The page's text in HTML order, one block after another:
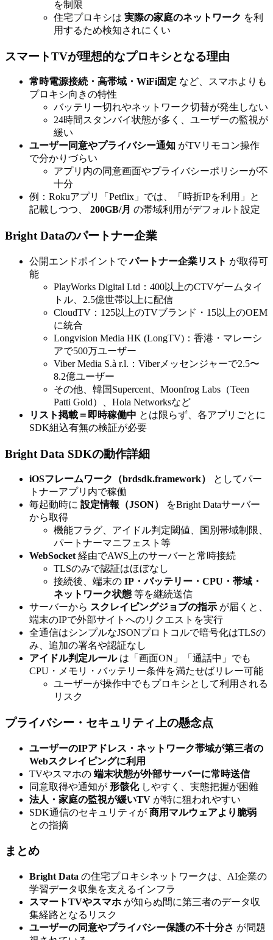
を制限
住宅プロキシは 実際の家庭のネットワーク を利
用するため検知されにくい
スマートTVが理想的なプロキシとなる理由
常時電源接続・高帯域・WiFi固定 など、スマホよりも
プロキシ向きの特性
バッテリー切れやネットワーク切替が発生しない
24時間スタンバイ状態が多く、ユーザーの監視が
緩い
ユーザー同意やプライバシー通知 がTVリモコン操作
で分かりづらい
アプリ内の同意画面やプライバシーポリシーが不
十分
例：Rokuアプリ「Petflix」では、「時折IPを利用」と
記載しつつ、 200GB/月 の帯域利用がデフォルト設定
Bright Dataのパートナー企業
公開エンドポイントでパートナー企業リスト が取得可
能
PlayWorks Digital Ltd：400以上のCTVゲームタイ
トル、2.5億世帯以上に配信
CloudTV：125以上のTVブランド・15以上のOEM
に統合
Longvision Media HK (LongTV)：香港・マレーシ
アで500万ユーザー
Viber Media S.à r.l.：Viberメッセンジャーで2.5〜
8.2億ユーザー
その他、韓国Supercent、Moonfrog Labs（Teen
Patti Gold）、Hola Networksなど
リスト掲載＝即時稼働中 とは限らず、各アプリごとに
SDK組込有無の検証が必要
Bright Data SDKの動作詳細
iOSフレームワーク（brdsdk.framework）
としてパー
トナーアプリ内で稼働
毎起動時に 設定情報（JSON）
をBright Dataサーバー
から取得
機能フラグ、アイドル判定閾値、国別帯域制限、
パートナーマニフェスト等
WebSocket 経由でAWS上のサーバーと常時接続
TLSのみで認証はほぼなし
接続後、端末の IP・バッテリー・CPU・帯域・
ネットワーク状態 等を継続送信
サーバーから スクレイピングジョブの指示 が届くと、
端末のIPで外部サイトへのリクエストを実行
全通信はシンプルなJSONプロトコルで暗号化はTLSの
み、追加の署名や認証なし
アイドル判定ルールは「画面ON」「通話中」でも
CPU・メモリ・バッテリー条件を満たせばリレー可能
ユーザーが操作中でもプロキシとして利用される
リスク
プライバシー・セキュリティ上の懸念点
ユーザーのIPアドレス・ネットワーク帯域が第三者の
Webスクレイピングに利用
TVやスマホの 端末状態が外部サーバーに常時送信
同意取得や通知が 形骸化しやすく、実態把握が困難
法人・家庭の監視が緩いTV が特に狙われやすい
SDK通信のセキュリティが 商用マルウェアより脆弱
との指摘
まとめ
Bright Data の住宅プロキシネットワークは、AI企業の
学習データ収集を支えるインフラ
スマートTVやスマホ が知らぬ間に第三者のデータ収
集経路となるリスク
ユーザーの同意やプライバシー保護の不十分さ が問題